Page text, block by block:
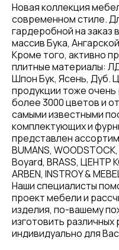
Новая коллекция
современном стиле.
гардеробной на заказ
массив Бука,
Кроме того, активно
плитные материалы:
Шпон Бук, Ясень, Дуб.
продукции тоже очень
более 3000 цветов и
самыми известными
комплектующих и
представлен
BUMANS,
Boyard, BRASS,
ARBEN, INSTROY &
Наши специалисты
проект мебели и
изделия, по-вашему
изготовить
индивидуально для